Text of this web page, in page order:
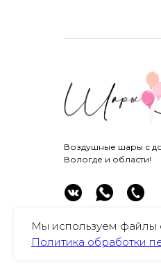
Воздушные шары с
Вологде и области!
Мы используем файлы
Политика обработки